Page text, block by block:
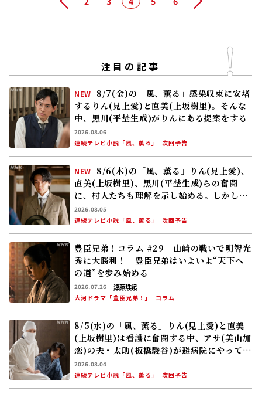
注目の記事
NEW
8/7(金)の「風、薫る」感染収束に安堵
するりん(見上愛)と直美(上坂樹里)。そんな
中、黒川(平埜生成)がりんにある提案をする
2026.08.06
連続テレビ小説「風、薫る」
次回予告
NEW
8/6(木)の「風、薫る」りん(見上愛)、
直美(上坂樹里)、黒川(平埜生成)らの奮闘
に、村人たちも理解を示し始める。しかし、
アサ(美山加恋)の容体はなかなか改善せ
ず……
2026.08.05
連続テレビ小説「風、薫る」
次回予告
豊臣兄弟！コラム #29 山崎の戦いで明智光
秀に大勝利！ 豊臣兄弟はいよいよ“天下へ
の道”を歩み始める
2026.07.26
遠藤珠紀
大河ドラマ「豊臣兄弟！」
コラム
8/5(水)の「風、薫る」りん(見上愛)と直美
(上坂樹里)は看護に奮闘する中、アサ(美山加
恋)の夫・太助(板橋駿谷)が避病院にやってく
る
2026.08.04
連続テレビ小説「風、薫る」
次回予告